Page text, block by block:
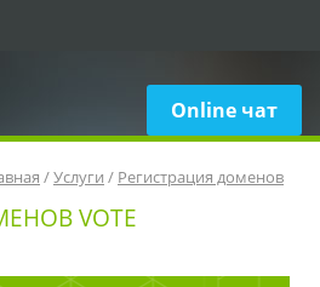
Online чат
/Услуги / Регистрация доменов
VOTE